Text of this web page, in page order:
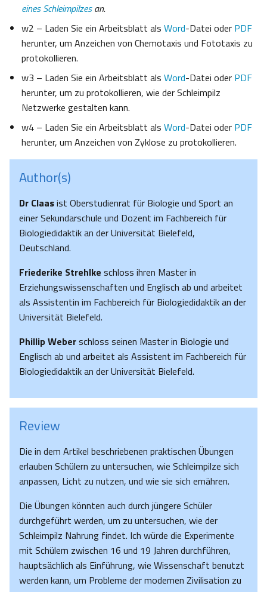
eines Schleimpilzesan.
w2 – Laden Sie ein Arbeitsblatt als Word-Datei oder PDF
herunter, um Anzeichen von Chemotaxis und Fototaxis zu
protokollieren.
w3 – Laden Sie ein Arbeitsblatt als Word-Datei oder PDF
herunter, um zu protokollieren, wie der Schleimpilz
Netzwerke gestalten kann.
w4 – Laden Sie ein Arbeitsblatt als Word-Datei oder PDF
herunter, um Anzeichen von Zyklose zu protokollieren.
Author(s)
Dr Claasist Oberstudienrat für Biologie und Sport an
einer Sekundarschule und Dozent im Fachbereich für
Biologiedidaktik an der Universität Bielefeld,
Deutschland.
Friederike Strehlke schloss ihren Master in
Erziehungswissenschaften und Englisch ab und arbeitet
als Assistentin im Fachbereich für Biologiedidaktik an der
Universität Bielefeld.
Phillip Weberschloss seinen Master in Biologie und
Englisch ab und arbeitet als Assistent im Fachbereich für
Biologiedidaktik an der Universität Bielefeld.
Review
Die in dem Artikel beschriebenen praktischen Übungen
erlauben Schülern zu untersuchen, wie Schleimpilze sich
anpassen, Licht zu nutzen, und wie sie sich ernähren.
Die Übungen könnten auch durch jüngere Schüler
durchgeführt werden, um zu untersuchen, wie der
Schleimpilz Nahrung findet. Ich würde die Experimente
mit Schülern zwischen 16 und 19 Jahren durchführen,
hauptsächlich als Einführung, wie Wissenschaft benutzt
werden kann, um Probleme der modernen Zivilisation zu